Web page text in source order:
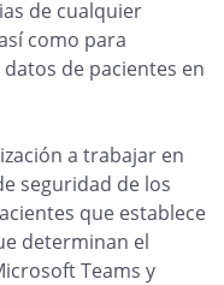
de cualquier
como para
de pacientes en
a trabajar en
seguridad de los
que establece
determinan el
Teams y